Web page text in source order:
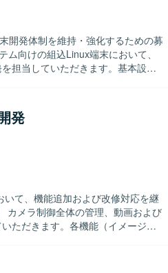
開発体制を維持・強化するための募
担当していただきます。基本設計
ける方が望ましいです。 【ポ
端末の開発に携わることができ、
基本設計から評価まで幅広い工程
カード認証・顔認証などの機能を
発
て、機能追加および改修対応を継
ただきます。各機能（イメージャ